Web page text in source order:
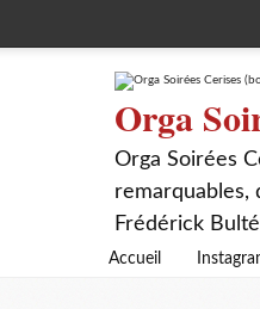
Orga
Orga Soirées
remarquables,
Frédérick
Accueil